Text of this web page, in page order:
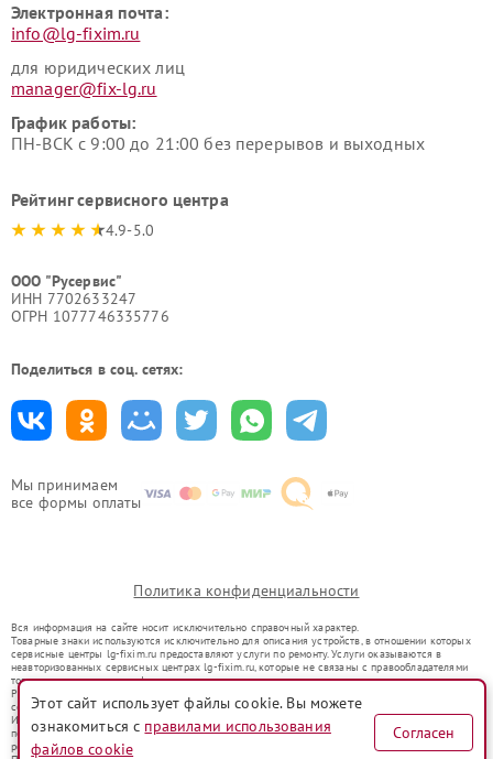
Мы принимаем
все формы оплаты
Электронная почта:
info@lg-fixim.ru
для юридических лиц
manager@fix-lg.ru
График работы:
ПН-ВСК с 9:00 до 21:00 без перерывов и выходных
Рейтинг сервисного центра
4.9-5.0
ООО "Русервис"
ИНН 7702633247
ОГРН 1077746335776
Поделиться в соц. сетях:
Политика конфиденциальности
Вся информация на сайте носит исключительно справочный характер.
Товарные знаки используются исключительно для описания устройств, в отношении которых
сервисные центры lg-fixim.ru предоставляют услуги по ремонту. Услуги оказываются в
неавторизованных сервисных центрах lg-fixim.ru, которые не связаны с правообладателями
товарных знаков или их официальными представителями.
Ремонт осуществляется для устройств, уже введенных в гражданский оборот в соответствии
со статьей 1487 ГК РФ.
Использование товарных знаков не преследует цели индивидуализации услуг или введения
потребителей в заблуждение, а служит для информирования о предоставляемых услугах по
ремонту техники указанных брендов.
Этот сайт использует файлы cookie. Вы можете
ознакомиться с правилами использования
файлов cookie
Согласен